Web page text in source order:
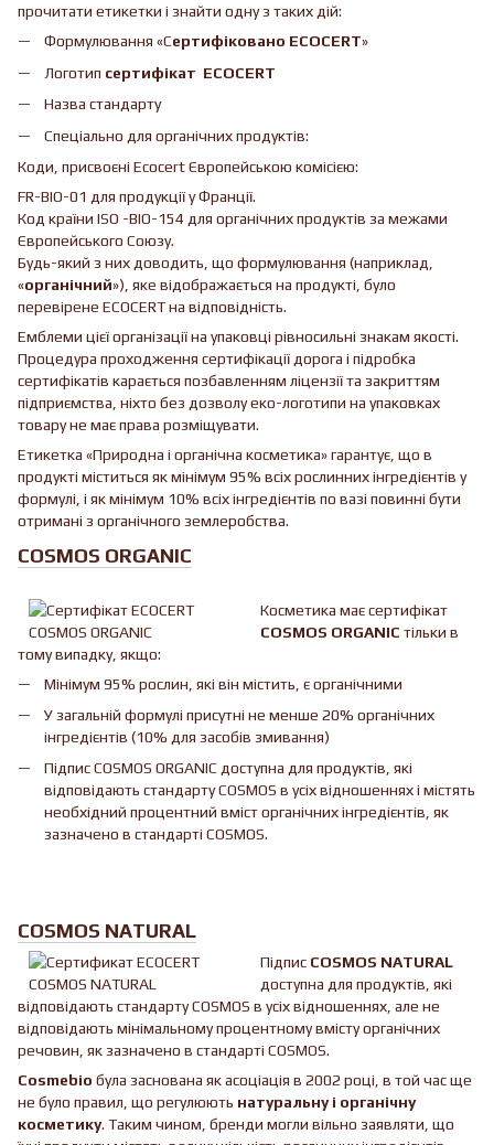
прочитати етикетки і знайти одну з таких дій:
Формулювання «Сертифіковано ECOCERT»
Логотип сертифікат ECOCERT
Назва стандарту
Спеціально для органічних продуктів:
Коди, присвоєні Ecocert Європейською комісією:
FR-BIO-01 для продукції у Франції.
Код країни ISO -BIO-154 для органічних продуктів за межами
Європейського Союзу.
Будь-який з них доводить, що формулювання (наприклад,
«органічний»), яке відображається на продукті, було
перевірене ECOCERT на відповідність.
Емблеми цієї організації на упаковці рівносильні знакам якості.
Процедура проходження сертифікації дорога і підробка
сертифікатів карається позбавленням ліцензії та закриттям
підприємства, ніхто без дозволу еко-логотипи на упаковках
товару не має права розміщувати.
Етикетка «Природна і органічна косметика» гарантує, що в
продукті міститься як мінімум 95% всіх рослинних інгредієнтів у
формулі, і як мінімум 10% всіх інгредієнтів по вазі повинні бути
отримані з органічного землеробства.
COSMOS ORGANIC
Косметика має сертифікат
COSMOS ORGANIC тільки в
тому випадку, якщо:
Мінімум 95% рослин, які він містить, є органічними
У загальній формулі присутні не менше 20% органічних
інгредієнтів (10% для засобів змивання)
Підпис COSMOS ORGANIC доступна для продуктів, які
відповідають стандарту COSMOS в усіх відношеннях і містять
необхідний процентний вміст органічних інгредієнтів, як
зазначено в стандарті COSMOS.
COSMOS NATURAL
Підпис COSMOS NATURAL
доступна для продуктів, які
відповідають стандарту COSMOS в усіх відношеннях, але не
відповідають мінімальному процентному вмісту органічних
речовин, як зазначено в стандарті COSMOS.
Cosmebio була заснована як асоціація в 2002 році, в той час ще
не було правил, що регулюють натуральну і органічну
косметику. Таким чином, бренди могли вільно заявляти, що